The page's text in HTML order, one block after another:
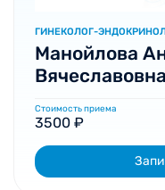
ГИНЕКОЛОГ-
Манойлова
Вячеславовна
Стоимость приема
3500 ₽